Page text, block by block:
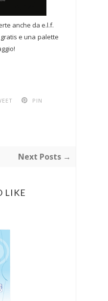
anche da e.l.f.
e una palette
PIN
Next Posts →
LIKE